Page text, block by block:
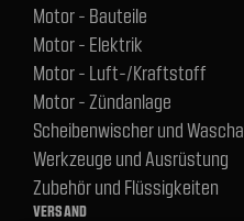
Motor - Bauteile
Motor - Elektrik
Motor - Luft-/Kraftstoff
Motor - Zündanlage
Scheibenwischer und
Werkzeuge und Ausrüstung
Zubehör und Flüssigkeiten
VERSAND